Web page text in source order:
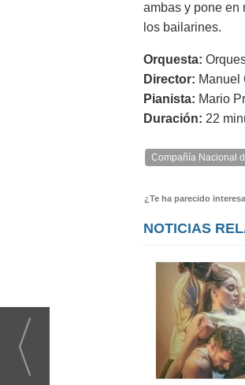
ambas y pone en
los bailarines.
Orquesta:
Director: Manuel
Pianista: Mario
Duración: 22
Compañía Nacional
¿Te ha parecido
NOTICIAS